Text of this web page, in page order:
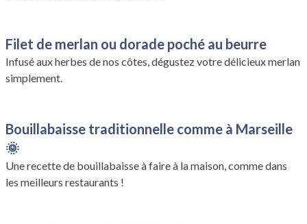
Filet de merlan ou dorade poché au beurre
Infusé aux herbes de nos côtes, dégustez votre délicieux merlan
simplement.
Bouillabaisse traditionnelle comme à Marseille
🌞
Une recette de bouillabaisse à faire à la maison, comme dans
les meilleurs restaurants !